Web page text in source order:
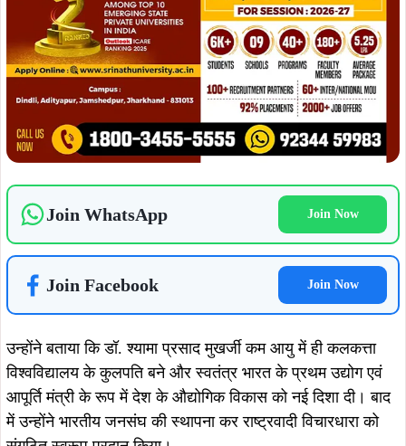
Join WhatsApp Join Now
Join Facebook Join Now
उन्होंने बताया कि डॉ. श्यामा प्रसाद मुखर्जी कम आयु में ही कलकत्ता
विश्वविद्यालय के कुलपति बने और स्वतंत्र भारत के प्रथम उद्योग एवं
आपूर्ति मंत्री के रूप में देश के औद्योगिक विकास को नई दिशा दी। बाद
में उन्होंने भारतीय जनसंघ की स्थापना कर राष्ट्रवादी विचारधारा को